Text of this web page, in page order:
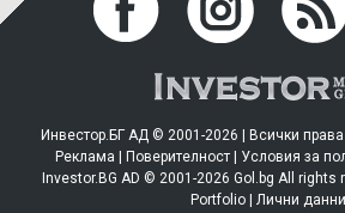
Инвестор.БГ АД © 2001-2026 | Всички права
Реклама
Поверителност| Условия за
Investor.BG AD © 2001-2026 Gol.bg All rights
Portfolio
Лични данни